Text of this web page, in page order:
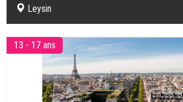
Leysin
13 - 17 ans